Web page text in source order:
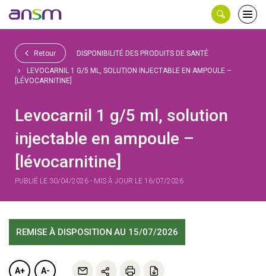
le
Retour DISPONIBILITÉ DES PRODUITS DE SANTÉ
LEVOCARNIL 1 G/5 ML, SOLUTION INJECTABLE EN AMPOULE –
[LÉVOCARNITINE]
Levocarnil 1 g/5 ml, solution
injectable en ampoule –
[lévocarnitine]
PUBLIÉ LE 30/04/2026 - MIS À JOUR LE 16/07/2026
REMISE À DISPOSITION AU 15/07/2026
A+ A-